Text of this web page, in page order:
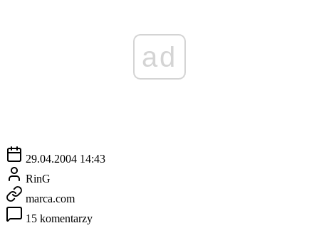
ad
29.04.2004 14:43
RinG
marca.com
15 komentarzy